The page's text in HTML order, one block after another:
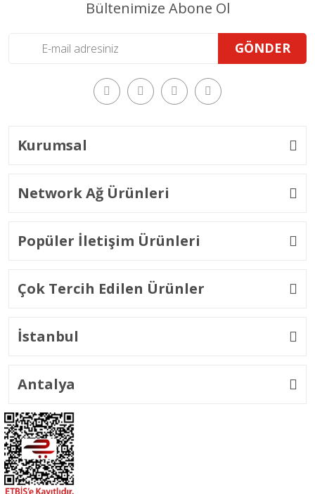
Bültenimize Abone Ol
GÖNDER
Kurumsal
Network Ağ Ürünleri
Popüler İletişim Ürünleri
Çok Tercih Edilen Ürünler
İstanbul
Antalya